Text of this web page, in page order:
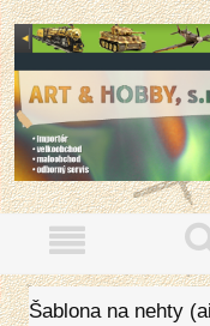
Šablona na nehty